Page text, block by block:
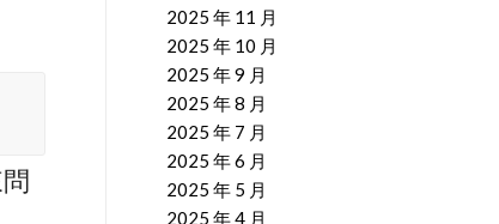
2025 年 11 月
2025 年 10 月
2025 年 9 月
2025 年 8 月
2025 年 7 月
2025 年 6 月
2025 年 5 月
2025 年 4 月